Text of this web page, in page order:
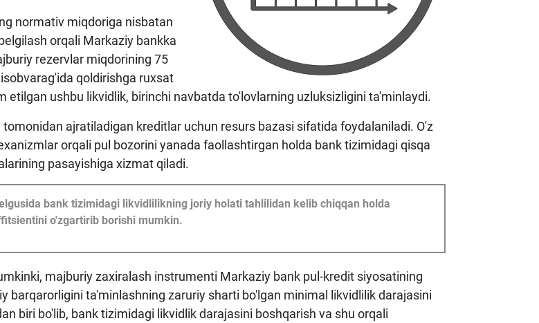
normativ miqdoriga nisbatan
orqali Markaziy bankka
rezervlar miqdorining 75
qoldirishga ruxsat
etilgan ushbu likvidlik, birinchi navbatda to'lovlarning uzluksizligini ta'minlaydi.
ajratiladigan kreditlar uchun resurs bazasi sifatida foydalaniladi. O'z
orqali pul bozorini yanada faollashtirgan holda bank tizimidagi qisqa
pasayishiga xizmat qiladi.
bank tizimidagi likvidlilikning joriy holati tahlilidan kelib chiqqan holda
o'zgartirib borishi mumkin.
majburiy zaxiralash instrumenti Markaziy bank pul-kredit siyosatining
barqarorligini ta'minlashning zaruriy sharti bo'lgan minimal likvidlilik darajasini
biri bo'lib, bank tizimidagi likvidlik darajasini boshqarish va shu orqali